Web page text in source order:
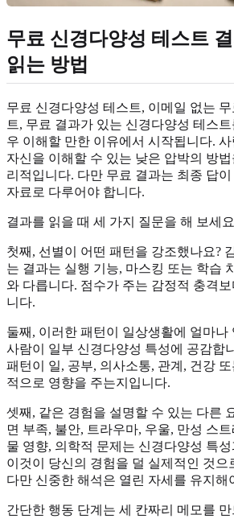
무료 신경다양성 테스트
읽는 방법
무료 신경다양성 테스트, 이메일 없는
트, 무료 결과가 있는 신경다양성 테스
우 이해할 만한 이유에서 시작됩니다.
자신을 이해할 수 있는 낮은 압박의 방
리적입니다. 다만 무료 결과는 최종 답
자료로 다루어야 합니다.
결과를 읽을 때 세 가지 질문을 해 보세
첫째, 선별이 어떤 패턴을 강조했나요?
는 결과는 실행 기능, 마스킹 또는 학습
와 다릅니다. 점수가 주는 감정적 충격
니다.
둘째, 이러한 패턴이 일상생활에 얼마나
사람이 일부 신경다양성 특성에 공감합
패턴이 일, 공부, 의사소통, 관계, 건강
적으로 영향을 주는지입니다.
셋째, 같은 경험을 설명할 수 있는 다른
면 부족, 불안, 트라우마, 우울, 만성 스
물 영향, 의학적 문제는 신경다양성 특
이것이 당신의 경험을 덜 실제적인 것으
다만 신중한 해석은 열린 자세를 유지해
간단한 행동 단계는 세 칸짜리 메모를